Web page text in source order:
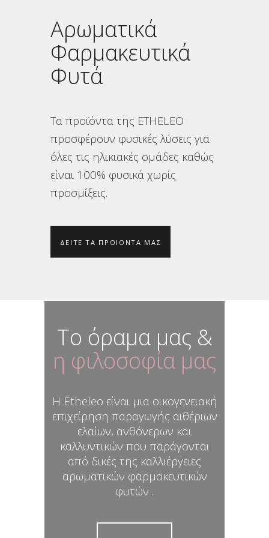
Αρωματικά
Φαρμακευτικά
Φυτά
Τα προϊόντα της ETHELEO
προσφέρουν φυσικές λύσεις για
όλες τις ηλικιακές ομάδες καθώς
είναι 100% φυσικά χωρίς
προσμίξεις.
ΔΕΙΤΕ ΤΑ ΠΡΟΙΟΝΤΑ ΜΑΣ
Το όραμα μας &
η φιλοσοφία μας
Η Etheleo είναι μια οικογενειακή
επιχείρηση παραγωγής αιθέριων
ελαίων, ανθόνερων και
καλλυντικών που παράγονται
από δικές της καλλιέργειες
αρωματικών φαρμακευτικών
φυτών .